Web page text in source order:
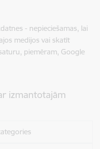
- nepieciešamas, lai
medijos vai skatīt
piemēram, Google
izmantotajām